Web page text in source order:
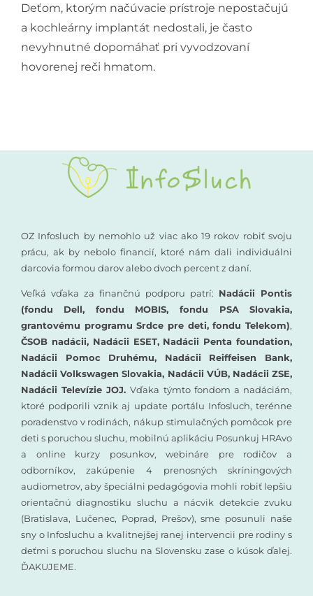
Deťom, ktorým načúvacie prístroje nepostačujú
a kochleárny implantát nedostali, je často
nevyhnutné dopomáhať pri vyvodzovaní
hovorenej reči hmatom.
OZ Infosluch by nemohlo už viac ako 19 rokov robiť svoju
prácu, ak by nebolo financií, ktoré nám dali individuálni
darcovia formou darov alebo dvoch percent z daní.
Veľká vďaka za finančnú podporu patrí: Nadácii Pontis
(fondu Dell, fondu MOBIS, fondu PSA Slovakia,
grantovému programu Srdce pre deti, fondu Telekom),
ČSOB nadácii, Nadácii ESET, Nadácii Penta foundation,
Nadácii Pomoc Druhému, Nadácii Reiffeisen Bank,
Nadácii Volkswagen Slovakia, Nadácii VÚB, Nadácii ZSE,
Nadácii Televízie JOJ.Vďaka týmto fondom a nadáciám,
ktoré podporili vznik aj update portálu Infosluch, terénne
poradenstvo v rodinách, nákup stimulačných pomôcok pre
deti s poruchou sluchu, mobilnú aplikáciu Posunkuj HRAvo
a online kurzy posunkov, webináre pre rodičov a
odborníkov, zakúpenie 4 prenosných skríningových
audiometrov, aby špeciálni pedagógovia mohli robiť lepšiu
orientačnú diagnostiku sluchu a nácvik detekcie zvuku
(Bratislava, Lučenec, Poprad, Prešov), sme posunuli naše
sny o Infosluchu a kvalitnejšej ranej intervencii pre rodiny s
deťmi s poruchou sluchu na Slovensku zase o kúsok ďalej.
ĎAKUJEME.